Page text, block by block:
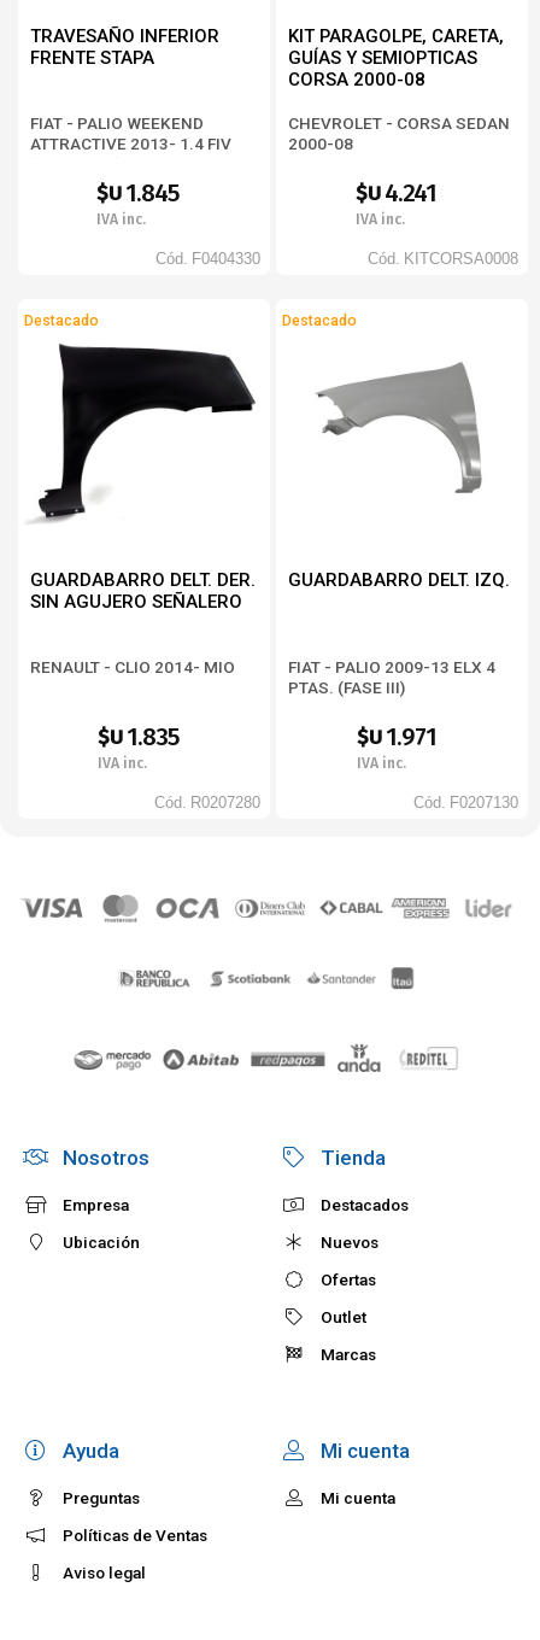
TRAVESAÑO INFERIOR
FRENTE STAPA
FIAT - PALIO WEEKEND
ATTRACTIVE 2013- 1.4 FIV
$U1.845
IVA inc.
Cód. F0404330
KIT PARAGOLPE, CARETA,
GUÍAS Y SEMIOPTICAS
CORSA 2000-08
CHEVROLET - CORSA SEDAN
2000-08
$U4.241
IVA inc.
Cód. KITCORSA0008
Destacado
GUARDABARRO DELT. DER.
SIN AGUJERO SEÑALERO
RENAULT - CLIO 2014- MIO
$U 1.835
IVA inc.
Cód. R0207280
Destacado
GUARDABARRO DELT. IZQ.
FIAT - PALIO 2009-13 ELX 4
PTAS. (FASE III)
$U 1.971
IVA inc.
Cód. F0207130
Nosotros
Empresa
Ubicación
Tienda
Destacados
Nuevos
Ofertas
Outlet
Marcas
Ayuda
Preguntas
Políticas de Ventas
Aviso legal
Mi cuenta
Mi cuenta